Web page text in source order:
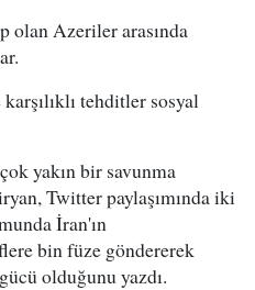
olan Azeriler arasında
tehditler sosyal
yakın bir savunma
Twitter paylaşımında iki
İran'ın
bin füze göndererek
olduğunu yazdı.